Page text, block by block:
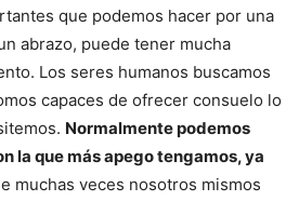
que podemos hacer por una
abrazo, puede tener mucha
Los seres humanos buscamos
capaces de ofrecer consuelo lo
Normalmente podemos
la que más apego tengamos, ya
muchas veces nosotros mismos